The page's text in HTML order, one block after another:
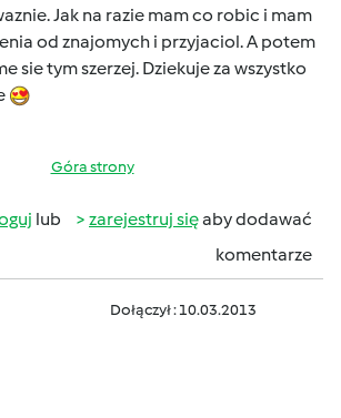
Jak na razie mam co robic i mam
od znajomych i przyjaciol. A potem
sie tym szerzej. Dziekuje za wszystko
Góra strony
lub zarejestruj sięaby dodawać
komentarze
Dołączył : 10.03.2013